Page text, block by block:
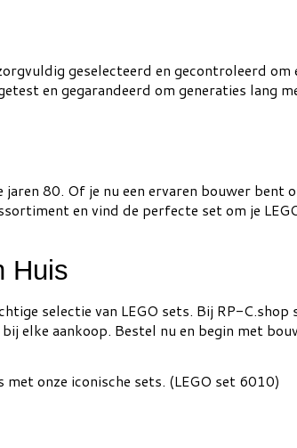
geselecteerd en gecontroleerd om
en gegarandeerd om generaties lang
80. Of je nu een ervaren bouwer bent
en vind de perfecte set om je
Huis
selectie van LEGO sets. Bij RP-
elke aankoop. Bestel nu en begin met
onze iconische sets. (LEGO set 6010)